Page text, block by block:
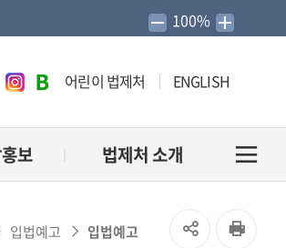
100%
유
타
그
버
어린이 법제처 ENGLISH
보 법제처 소개
입법예고 입법예고
SNS
인